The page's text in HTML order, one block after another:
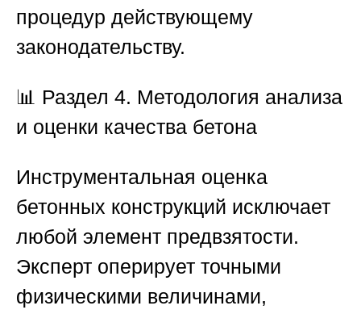
процедур действующему
законодательству.
📊 Раздел 4. Методология анализа
и оценки качества бетона
Инструментальная оценка
бетонных конструкций исключает
любой элемент предвзятости.
Эксперт оперирует точными
физическими величинами,